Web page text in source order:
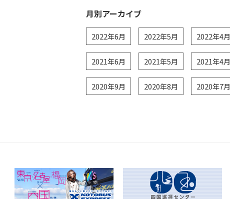
月別アーカイブ
2022年6月 2022年5月 2022年4月
2021年6月 2021年5月 2021年4月
2020年9月 2020年8月 2020年7月